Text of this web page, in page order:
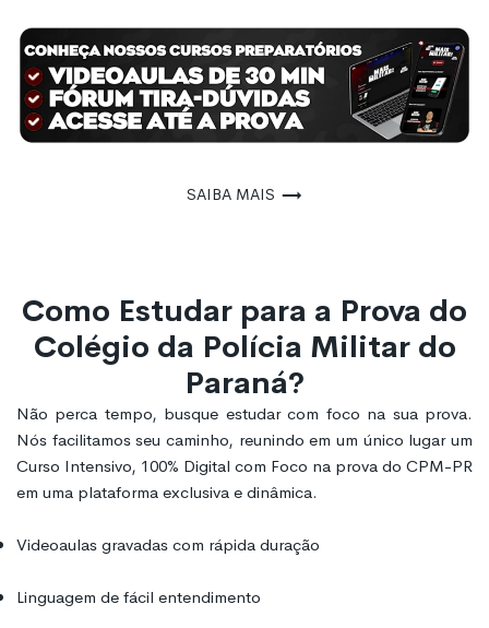
Saiba mais
Como Estudar para a Prova do
Colégio da Polícia Militar do
Paraná?
Não perca tempo, busque estudar com foco na sua prova.
Nós facilitamos seu caminho, reunindo em um único lugar um
Curso Intensivo, 100% Digital com Foco na prova do CPM-PR
em uma plataforma exclusiva e dinâmica.
Videoaulas gravadas com rápida duração
Linguagem de fácil entendimento